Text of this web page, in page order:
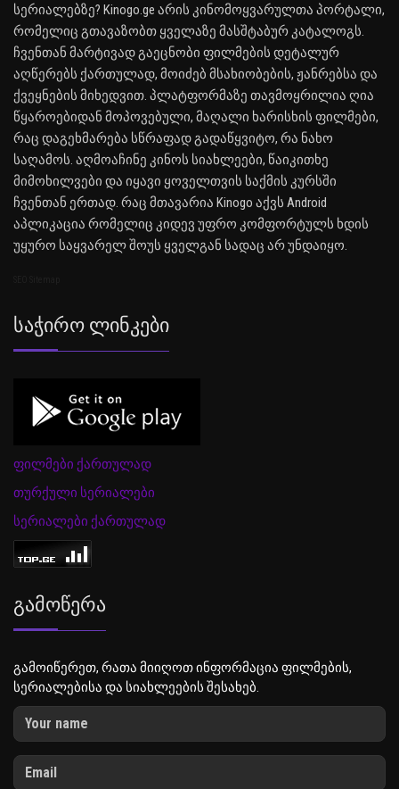
სერიალებზე? Kinogo.ge არის კინომოყვარულთა პორტალი,
რომელიც გთავაზობთ ყველაზე მასშტაბურ კატალოგს.
ჩვენთან მარტივად გაეცნობი ფილმების დეტალურ
აღწერებს ქართულად, მოიძებ მსახიობების, ჟანრებსა და
ქვეყნების მიხედვით. პლატფორმაზე თავმოყრილია ღია
წყაროებიდან მოპოვებული, მაღალი ხარისხის ფილმები,
რაც დაგეხმარება სწრაფად გადაწყვიტო, რა ნახო
საღამოს. აღმოაჩინე კინოს სიახლეები, წაიკითხე
მიმოხილვები და იყავი ყოველთვის საქმის კურსში
ჩვენთან ერთად. რაც მთავარია Kinogo აქვს Android
აპლიკაცია რომელიც კიდევ უფრო კომფორტულს ხდის
უყურო საყვარელ შოუს ყველგან სადაც არ უნდაიყო.
Საჭირო Ლინკები
ფილმები ქართულად
თურქული სერიალები
სერიალები ქართულად
Გამოწერა
გამოიწერეთ, რათა მიიღოთ ინფორმაცია ფილმების,
სერიალებისა და სიახლეების შესახებ.